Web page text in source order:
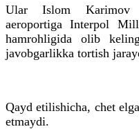
Ular Islom Karimov
aeroportiga Interpol
hamrohligida olib
javobgarlikka tortish
Qayd etilishicha, chet
etmaydi.